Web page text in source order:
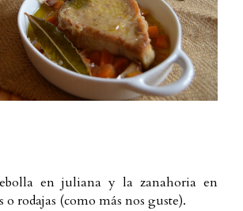
en juliana y la zanahoria en
o rodajas (como más nos guste).